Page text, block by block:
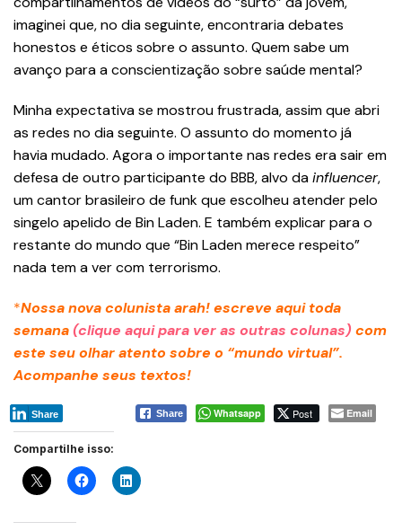
imaginei que, no dia seguinte, encontraria debates
honestos e éticos sobre o assunto. Quem sabe um
avanço para a conscientização sobre saúde mental?
Minha expectativa se mostrou frustrada, assim que abri
as redes no dia seguinte. O assunto do momento já
havia mudado. Agora o importante nas redes era sair em
defesa de outro participante do BBB, alvo dainfluencer,
um cantor brasileiro de funk que escolheu atender pelo
singelo apelido de Bin Laden. E também explicar para o
restante do mundo que “Bin Laden merece respeito”
nada tem a ver com terrorismo.
*Nossa nova colunista arah! escreve aqui toda
semana(clique aqui para ver as outras colunas) com
este seu olhar atento sobre o “mundo virtual”.
Acompanhe seus textos!
Share Whatsapp Post Email
Share
Compartilhe isso: